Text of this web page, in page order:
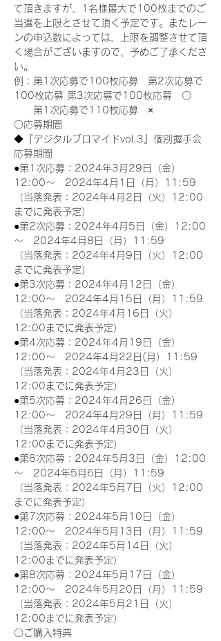
て頂きますが、1名様最大で100枚までのご
当選を上限とさせて頂く予定です。またレー
ンの申込数によっては、上限を調整させて頂
く場合がございますので、予めご了承くださ
い。
例：第1次応募で100枚応募　第2次応募で
100枚応募 第3次応募で100枚応募　〇
第1次応募で110枚応募　×
〇応募期間
◆『デジタルブロマイドvol.3』個別握手会
応募期間
●第1次応募：2024年3月29日（金）
12:00～　2024年4月1日（月）11:59
（当落発表：2024年4月2日（火）12:00
までに発表予定）
●第2次応募：2024年4月5日（金）12:00
～　2024年4月8日（月）11:59
（当落発表：2024年4月9日（火）12:00
までに発表予定）
●第3次応募：2024年4月12日（金）
12:00～　2024年4月15日（月）11:59
（当落発表：2024年4月16日（火）
12:00までに発表予定）
●第4次応募：2024年4月19日（金）
12:00～　2024年4月22日(月）11:59
（当落発表：2024年4月23日（火）
12:00までに発表予定）
●第5次応募：2024年4月26日（金）
12:00～　2024年4月29日（月）11:59
（当落発表：2024年4月30日（火）
12:00までに発表予定）
●第6次応募：2024年5月3日（金）12:00
～　2024年5月6日（月）11:59
（当落発表：2024年5月7日（火）12:00
までに発表予定）
●第7次応募：2024年5月10日（金）
12:00～　2024年5月13日（月）11:59
（当落発表：2024年5月14日（火）
12:00までに発表予定）
●第8次応募：2024年5月17日（金）
12:00～　2024年5月20日（月）11:59
（当落発表：2024年5月21日（火）
12:00までに発表予定）
〇ご購入特典